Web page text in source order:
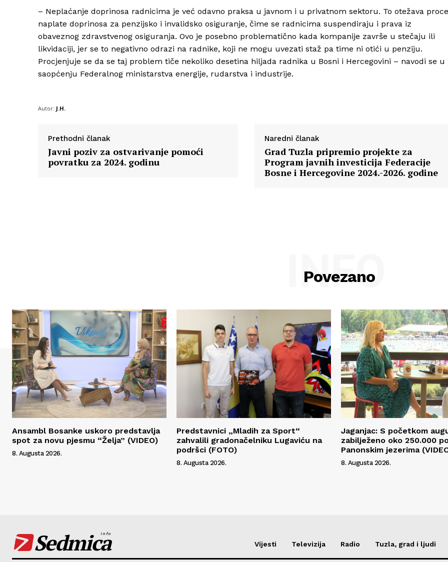
Kontakt
Impressum
– Neplaćanje doprinosa radnicima je već odavno praksa u javnom i u privatnom sektoru. To otežava
naplate doprinosa za penzijsko i invalidsko osiguranje, čime se radnicima suspendiraju i prava iz
obaveznog zdravstvenog osiguranja. Ovo je posebno problematično kada kompanije završe u stečaju ili
likvidaciji, jer se to negativno odrazi na radnike, koji ne mogu uvezati staž pa time ni otići u penziju.
Procjenjuje se da se taj problem tiče nekoliko desetina hiljada radnika u Bosni i Hercegovini – navodi se u
saopćenju Federalnog ministarstva energije, rudarstva i industrije.
Autor: J.H.
Prethodni članak
Javni poziv za ostvarivanje pomoći
povratku za 2024. godinu
Naredni članak
Grad Tuzla pripremio projekte za
Program javnih investicija Federacije
Bosne i Hercegovine 2024.-2026. godine
Povezano
INFO
Ansambl Bosanke uskoro predstavlja
spot za novu pjesmu “Želja” (VIDEO)
8. Augusta 2026.
Predstavnici „Mladih za Sport“
zahvalili gradonačelniku Lugaviću na
podršci (FOTO)
8. Augusta 2026.
Jaganjac: S početkom
zabilježeno oko 250.000
Panonskim jezerima
8. Augusta 2026.
Sedmica
info
Vijesti Televizija Radio Tuzla, grad i ljudi